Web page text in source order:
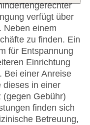
verfügt über
Neben einem
zu finden. Ein
für Entspannung
Einrichtung
Bei einer Anreise
dieses in einer
(gegen Gebühr)
finden sich
Betreuung,